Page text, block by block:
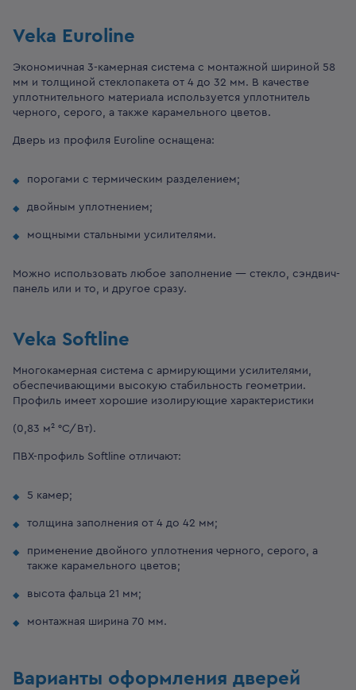
Veka Euroline
Экономичная 3-камерная система с монтажной шириной 58
мм и толщиной стеклопакета от 4 до 32 мм. В качестве
уплотнительного материала используется уплотнитель
черного, серого, а также карамельного цветов.
Дверь из профиля Euroline оснащена:
порогами с термическим разделением;
двойным уплотнением;
мощными стальными усилителями.
Можно использовать любое заполнение — стекло, сэндвич-
панель или и то, и другое сразу.
Veka Softline
Многокамерная система с армирующими усилителями,
обеспечивающими высокую стабильность геометрии.
Профиль имеет хорошие изолирующие характеристики
(0,83 м² °С/Вт).
ПВХ-профиль Softline отличают:
5 камер;
толщина заполнения от 4 до 42 мм;
применение двойного уплотнения черного, серого, а
также карамельного цветов;
высота фальца 21 мм;
монтажная ширина 70 мм.
Варианты оформления дверей